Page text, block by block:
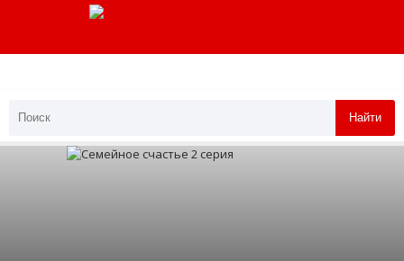
Найти